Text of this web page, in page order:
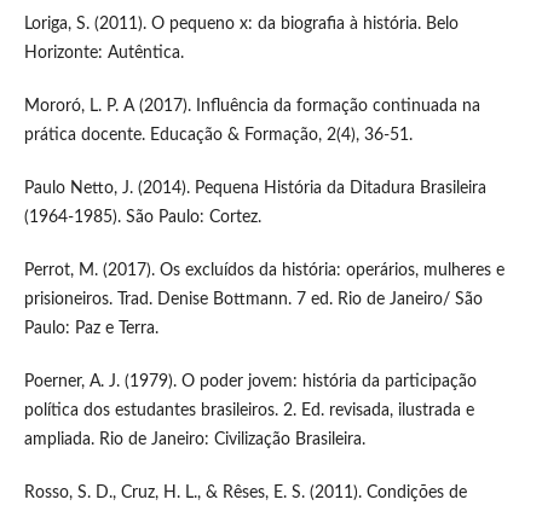
Loriga, S. (2011). O pequeno x: da biografia à história. Belo
Horizonte: Autêntica.
Mororó, L. P. A (2017). Influência da formação continuada na
prática docente. Educação & Formação, 2(4), 36-51.
Paulo Netto, J. (2014). Pequena História da Ditadura Brasileira
(1964-1985). São Paulo: Cortez.
Perrot, M. (2017). Os excluídos da história: operários, mulheres e
prisioneiros. Trad. Denise Bottmann. 7 ed. Rio de Janeiro/ São
Paulo: Paz e Terra.
Poerner, A. J. (1979). O poder jovem: história da participação
política dos estudantes brasileiros. 2. Ed. revisada, ilustrada e
ampliada. Rio de Janeiro: Civilização Brasileira.
Rosso, S. D., Cruz, H. L., & Rêses, E. S. (2011). Condições de